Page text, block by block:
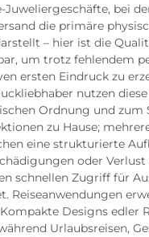
Juweliergeschäfte, bei
die primäre
– hier ist die
um trotz fehlendem
ersten Eindruck zu
nutzen
Ordnung und zum
zu Hause;
eine strukturierte
oder
schnellen Zugriff für
Reiseanwendungen
Designs edler
Urlaubsreisen,